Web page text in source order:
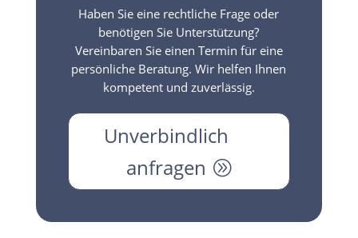
Haben Sie eine rechtliche Frage oder
benötigen Sie Unterstützung?
Vereinbaren Sie einen Termin für eine
persönliche Beratung. Wir helfen Ihnen
kompetent und zuverlässig.
Unverbindlich
anfragen